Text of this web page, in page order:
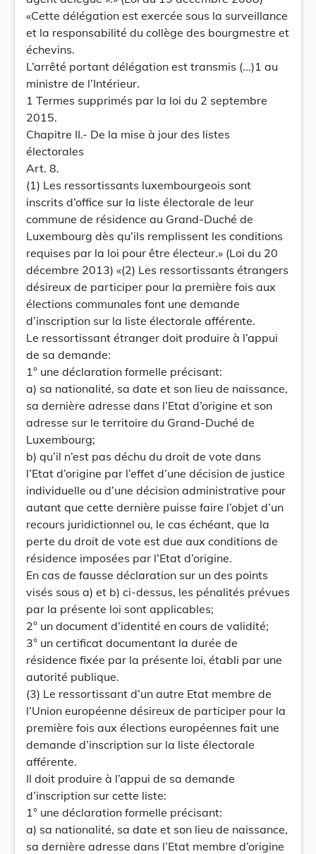
«Cette délégation est exercée sous la surveillance
et la responsabilité du collège des bourgmestre et
échevins.
L’arrêté portant délégation est transmis (...)1 au
ministre de l’Intérieur.
1 Termes supprimés par la loi du 2 septembre
2015.
Chapitre II.- De la mise à jour des listes
électorales
Art. 8.
(1) Les ressortissants luxembourgeois sont
inscrits d’office sur la liste électorale de leur
commune de résidence au Grand-Duché de
Luxembourg dès qu’ils remplissent les conditions
requises par la loi pour être électeur.» (Loi du 20
décembre 2013) «(2) Les ressortissants étrangers
désireux de participer pour la première fois aux
élections communales font une demande
d’inscription sur la liste électorale afférente.
Le ressortissant étranger doit produire à l’appui
de sa demande:
1° une déclaration formelle précisant:
a) sa nationalité, sa date et son lieu de naissance,
sa dernière adresse dans l’Etat d’origine et son
adresse sur le territoire du Grand-Duché de
Luxembourg;
b) qu’il n’est pas déchu du droit de vote dans
l’Etat d’origine par l’effet d’une décision de justice
individuelle ou d’une décision administrative pour
autant que cette dernière puisse faire l’objet d’un
recours juridictionnel ou, le cas échéant, que la
perte du droit de vote est due aux conditions de
résidence imposées par l’Etat d’origine.
En cas de fausse déclaration sur un des points
visés sous a) et b) ci-dessus, les pénalités prévues
par la présente loi sont applicables;
2° un document d’identité en cours de validité;
3° un certificat documentant la durée de
résidence fixée par la présente loi, établi par une
autorité publique.
(3) Le ressortissant d’un autre Etat membre de
l’Union européenne désireux de participer pour la
première fois aux élections européennes fait une
demande d’inscription sur la liste électorale
afférente.
Il doit produire à l’appui de sa demande
d’inscription sur cette liste:
1° une déclaration formelle précisant:
a) sa nationalité, sa date et son lieu de naissance,
sa dernière adresse dans l’Etat membre d’origine